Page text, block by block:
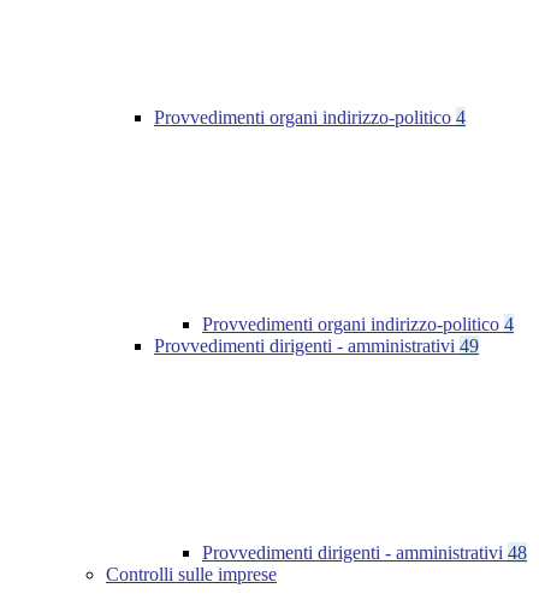
Provvedimenti organi indirizzo-politico 4
Provvedimenti organi indirizzo-politico 4
Provvedimenti dirigenti - amministrativi 49
Provvedimenti dirigenti - amministrativi 48
Controlli sulle imprese